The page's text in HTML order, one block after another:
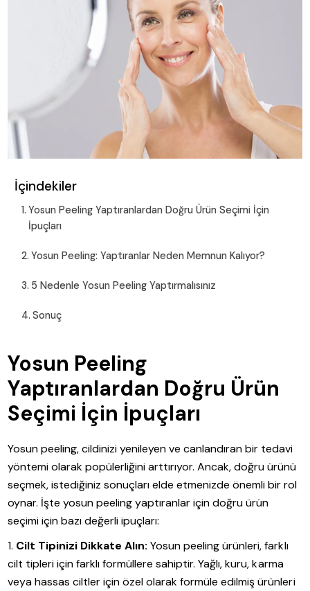
İçindekiler
Yosun Peeling Yaptıranlardan Doğru Ürün Seçimi İçin
İpuçları
Yosun Peeling: Yaptıranlar Neden Memnun Kalıyor?
5 Nedenle Yosun Peeling Yaptırmalısınız
Sonuç
Yosun Peeling
Yaptıranlardan Doğru Ürün
Seçimi İçin İpuçları
Yosun peeling, cildinizi yenileyen ve canlandıran bir tedavi
yöntemi olarak popülerliğini arttırıyor. Ancak, doğru ürünü
seçmek, istediğiniz sonuçları elde etmenizde önemli bir rol
oynar. İşte yosun peeling yaptıranlar için doğru ürün
seçimi için bazı değerli ipuçları:
Cilt Tipinizi Dikkate Alın: Yosun peeling ürünleri, farklı
cilt tipleri için farklı formüllere sahiptir. Yağlı, kuru, karma
veya hassas ciltler için özel olarak formüle edilmiş ürünleri